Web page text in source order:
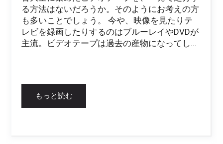
る方法はないだろうか。そのようにお考えの方
も多いことでしょう。 今や、映像を見たりテ
レビを録画したりするのはブルーレイやDVDが
主流。ビデオテープは過去の産物になってし...
もっと読む